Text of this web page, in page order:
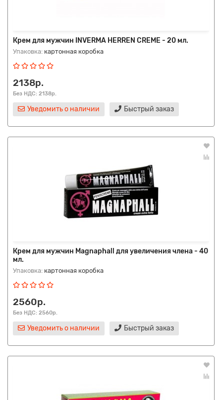
Крем для мужчин INVERMA HERREN CREME - 20 мл.
Упаковка: картонная коробка
2138р.
Без НДС: 2138р.
Уведомить о наличии Быстрый заказ
Крем для мужчин Magnaphall для увеличения члена - 40
мл.
Упаковка: картонная коробка
2560р.
Без НДС: 2560р.
Уведомить о наличии Быстрый заказ